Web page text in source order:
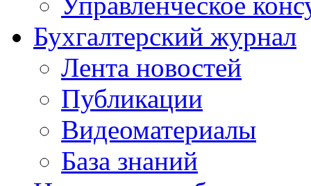
Бухгалтерский журнал
Лента новостей
Публикации
Видеоматериалы
База знаний